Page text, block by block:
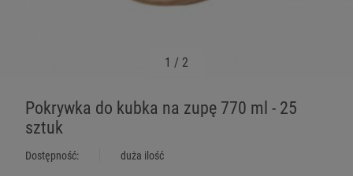
1 / 2
Pokrywka do kubka na zupę 770 ml - 25
sztuk
Dostępność: duża ilość